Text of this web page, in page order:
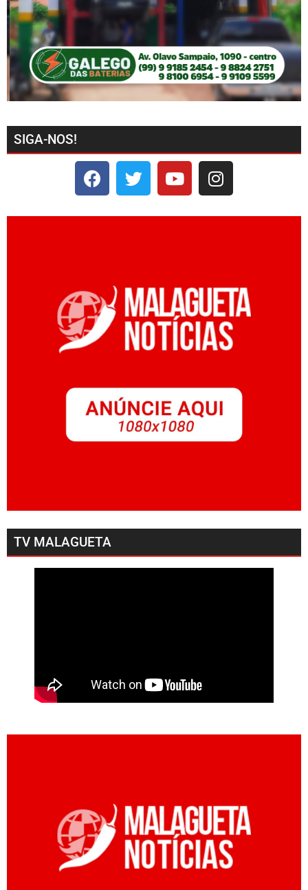
SIGA-NOS!
TV MALAGUETA